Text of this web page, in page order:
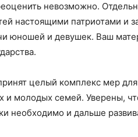
невозможно.
настоящими патриотами и
юношей и девушек. Ваш
целый комплекс мер
и молодых семей. Уверены,
необходимо и дальше